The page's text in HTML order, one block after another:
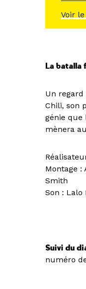
Voir
La batalla
Un
Chili, son
génie que
mènera
Montage :
Smith
Son : Lalo
Suivi du
numéro